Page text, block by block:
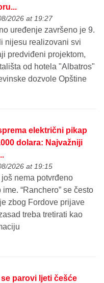
2026 at 19:27
uređenje završeno je 9.
nijesu realizovani svi
predviđeni projektom,
od hotela "Albatros"
dozvole Opštine
električni pikap
dolara: Najvažniji
2026 at 19:15
još nema potvrđeno
ime. “Ranchero” se često
zbog Fordove prijave
treba tretirati kao
parovi ljeti češće